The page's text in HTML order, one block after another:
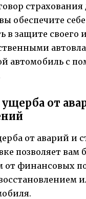
страхования
обеспечите
в защите своего
автомобиль с
от
от аварий и
позволяет вам
финансовых